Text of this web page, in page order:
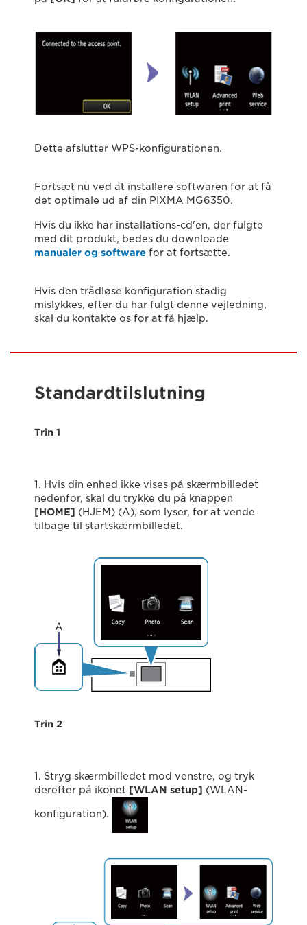
Dette afslutter WPS-konfigurationen.
Fortsæt nu ved at installere softwaren for at få
det optimale ud af din PIXMA MG6350.
Hvis du ikke har installations-cd'en, der fulgte
med dit produkt, bedes du downloade
manualer og software for at fortsætte.
Hvis den trådløse konfiguration stadig
mislykkes, efter du har fulgt denne vejledning,
skal du kontakte os for at få hjælp.
Standardtilslutning
Trin 1
1. Hvis din enhed ikke vises på skærmbilledet
nedenfor, skal du trykke du på knappen
[HOME] (HJEM) (A), som lyser, for at vende
tilbage til startskærmbilledet.
Trin 2
1. Stryg skærmbilledet mod venstre, og tryk
derefter på ikonet [WLAN setup] (WLAN-
konfiguration).